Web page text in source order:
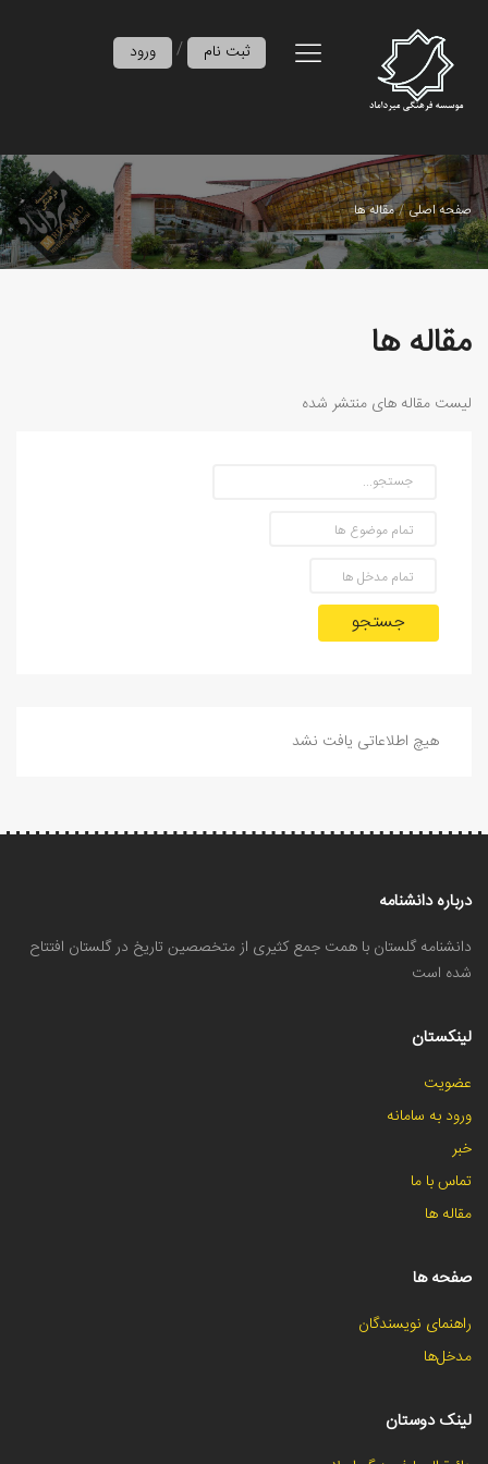
ورود / ثبت نام
صفحه اصلی مقاله ها
مقاله ها
لیست مقاله های منتشر شده
جستجو
هیچ اطلاعاتی یافت نشد
درباره دانشنامه
دانشنامه گلستان با همت جمع کثیری از متخصصین تاریخ در گلستان افتتاح
شده است
لینکستان
عضویت
ورود به سامانه
خبر
تماس با ما
مقاله ها
صفحه ها
راهنمای نویسندگان
مدخل‌ها
لینک دوستان